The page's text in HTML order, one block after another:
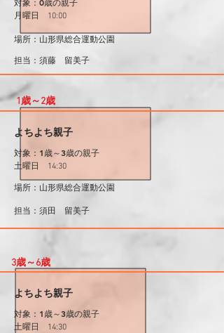
月曜日 10:00
場所：山形県総合運動公園
​担当：須藤 留美子
1歳～2歳
よちよち親子
対象：1歳～3歳の親子
土曜日 14:30
場所：山形県総合運動公園
​担当：須田 留美子
3歳～6歳
よちよち親子
対象：1歳～3歳の親子
土曜日 14:30